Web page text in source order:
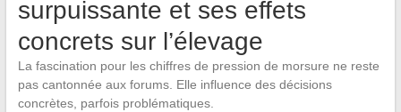
surpuissante et ses effets
concrets sur l’élevage
La fascination pour les chiffres de pression de morsure ne reste
pas cantonnée aux forums. Elle influence des décisions
concrètes, parfois problématiques.